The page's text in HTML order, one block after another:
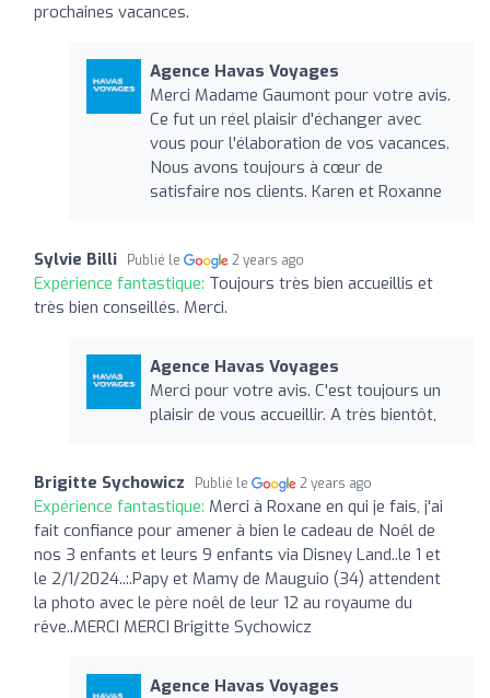
prochaines vacances.
Agence Havas Voyages
Merci Madame Gaumont pour votre avis.
Ce fut un réel plaisir d'échanger avec
vous pour l'élaboration de vos vacances.
Nous avons toujours à cœur de
satisfaire nos clients. Karen et Roxanne
Sylvie Billi Publié le 2 years ago
Expérience fantastique: Toujours très bien accueillis et
très bien conseillés. Merci.
Agence Havas Voyages
Merci pour votre avis. C'est toujours un
plaisir de vous accueillir. A très bientôt,
Brigitte Sychowicz Publié le 2 years ago
Expérience fantastique: Merci à Roxane en qui je fais, j'ai
fait confiance pour amener à bien le cadeau de Noêl de
nos 3 enfants et leurs 9 enfants via Disney Land..le 1 et
le 2/1/2024..:.Papy et Mamy de Mauguio (34) attendent
la photo avec le père noêl de leur 12 au royaume du
rêve..MERCI MERCI Brigitte Sychowicz
Agence Havas Voyages